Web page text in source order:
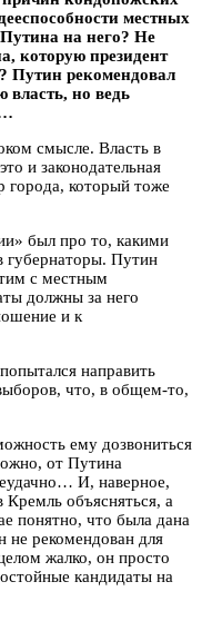
местных
на него? Не
которую президент
Путин рекомендовал
власть, но ведь
смысле. Власть в
и законодательная
города, который тоже
был про то, какими
губернаторы. Путин
с местным
должны за него
и к
направить
что, в общем-то,
ему дозвониться
от Путина
И, наверное,
Кремль объясняться, а
понятно, что была дана
не рекомендован для
жалко, он просто
кандидаты на